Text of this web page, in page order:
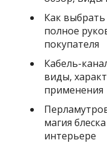
Как
полное
покупателя
Кабель-
виды,
применения
магия
интерьере